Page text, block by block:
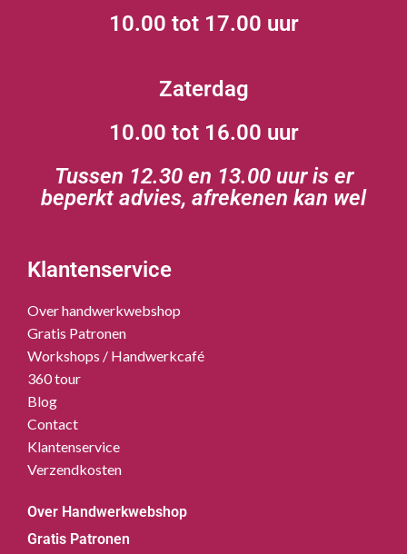
10.00 tot 17.00 uur
Zaterdag
10.00 tot 16.00 uur
Tussen 12.30 en 13.00 uur is er
beperkt advies, afrekenen kan wel
Klantenservice
Over handwerkwebshop
Gratis Patronen
Workshops / Handwerkcafé
360 tour
Blog
Contact
Klantenservice
Verzendkosten
Over Handwerkwebshop
Gratis Patronen